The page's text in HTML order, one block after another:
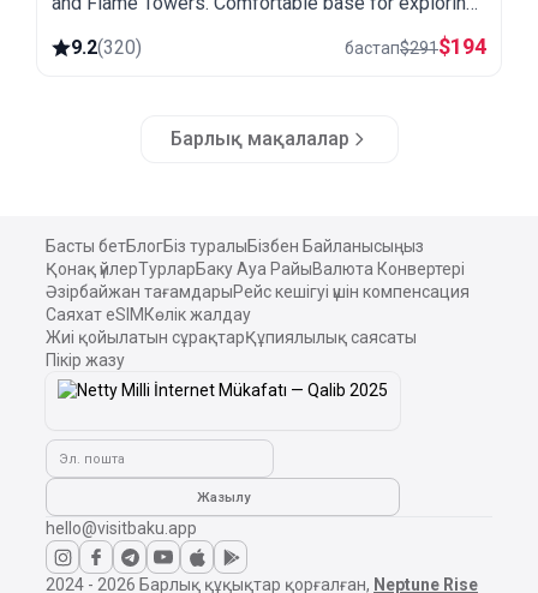
9.2(320) бастап$291$194
Барлық мақалалар
Басты бетБлогБіз туралыБізбен Байланысыңыз
Қонақ үйлерТурларБаку Ауа РайыВалюта Конвертері
Әзірбайжан тағамдарыРейс кешігуі үшін компенсация
Саяхат eSIM Көлік жалдау
Жиі қойылатын сұрақтарҚұпиялылық саясаты
Пікір жазу
Эл. пошта
Жазылу
2024 - 2026 Барлық құқықтар қорғалған, Neptune Rise
hello@visitbaku.app